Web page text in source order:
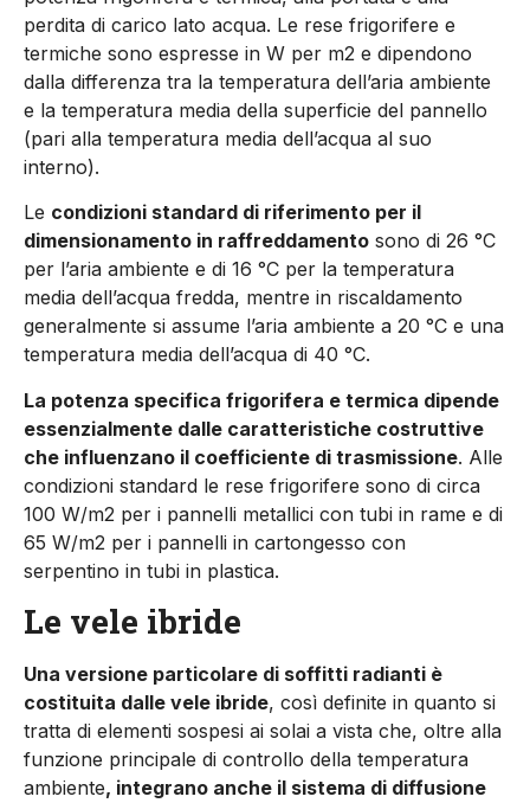
perdita di carico lato acqua. Le rese frigorifere e
termiche sono espresse in W per m2 e di­pendono
dalla differenza tra la temperatura dell’aria ambiente
e la temperatura media della superficie del pannello
(pari alla temperatura media dell’acqua al suo
interno).
Le condizioni standard di riferimento per il
dimensionamento in raffreddamento sono di 26 °C
per l’aria ambiente e di 16 °C per la temperatura
media dell’acqua fredda, mentre in riscaldamento
generalmente si assume l’aria ambiente a 20 °C e una
tempera­tura media dell’acqua di 40 °C.
La potenza specifica frigorifera e termica dipende
essenzialmente dalle caratteristiche costrutti­ve
che influenzano il coefficiente di trasmissione. Alle
condizioni standard le rese frigorifere sono di circa
100 W/m2 per i pannelli metallici con tubi in rame e di
65 W/m2 per i pannelli in carton­gesso con
serpentino in tubi in plastica.
Le vele ibride
Una versione particolare di soffitti radianti è
costituita dalle vele ibride, così definite in quanto si
tratta di elementi sospesi ai solai a vista che, oltre alla
funzione principale di controllo della tempe­ratura
ambiente, integrano anche il sistema di diffusione